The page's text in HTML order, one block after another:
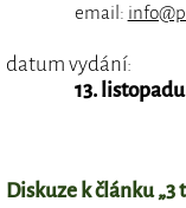
email:
datum vydání:
13.
Diskuze k článku